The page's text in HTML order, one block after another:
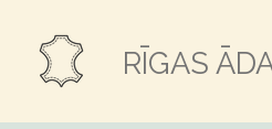
main
RĪGAS